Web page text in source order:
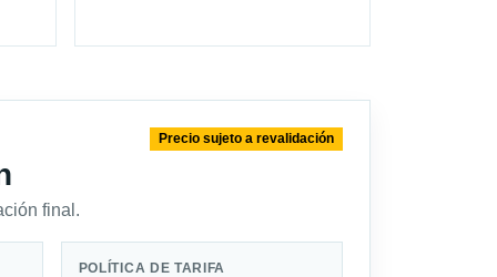
final.
Precio sujeto a revalidación
POLÍTICA DE TARIFA